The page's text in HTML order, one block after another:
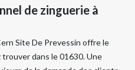
de zinguerie à
Site De Prevessin offre le
dans le 01630. Une